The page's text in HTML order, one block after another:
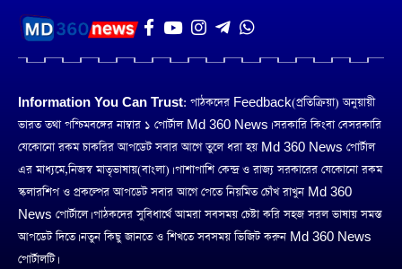
Information You Can Trust: পাঠকদের Feedback(প্রতিক্রিয়া) অনুয়ায়ী
ভারত তথা পশ্চিমবঙ্গের নাম্বার ১ পোর্টাল Md 360 News। সরকারি কিংবা বেসরকারি
যেকোনো রকম চাকরির আপডেট সবার আগে তুলে ধরা হয় Md 360 News পোর্টাল
এর মাধ্যমে,নিজস্ব মাতৃভাষায়(বাংলা)। পাশাপাশি কেন্দ্র ও রাজ্য সরকারের যেকোনো রকম
স্কলারশিপ ও প্রকল্পের আপডেট সবার আগে পেতে নিয়মিত চোঁখ রাখুন Md 360
News পোর্টালে। পাঠকদের সুবিধার্থে আমরা সবসময় চেষ্টা করি সহজ সরল ভাষায় সমস্ত
আপডেট দিতে। নতুন কিছু জানতে ও শিখতে সবসময় ভিজিট করুন Md 360 News
পোর্টালটি।